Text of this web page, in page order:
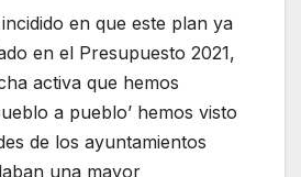
en que este plan ya
en el Presupuesto 2021,
activa que hemos
a pueblo’ hemos visto
de los ayuntamientos
una mayor